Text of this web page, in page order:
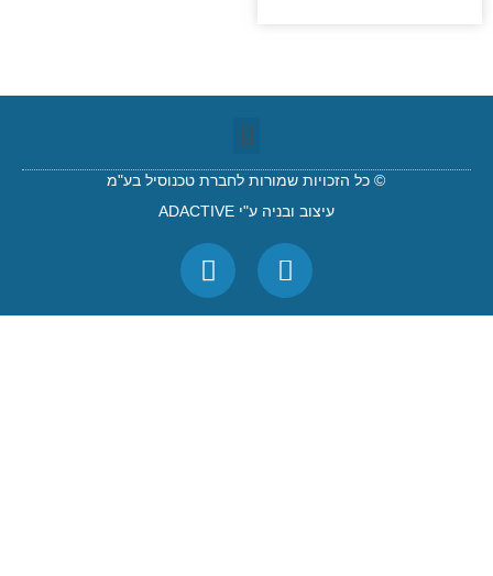
© כל הזכויות שמורות לחברת טכנוסיל בע"מ
עיצוב ובניה ע"י ADACTIVE